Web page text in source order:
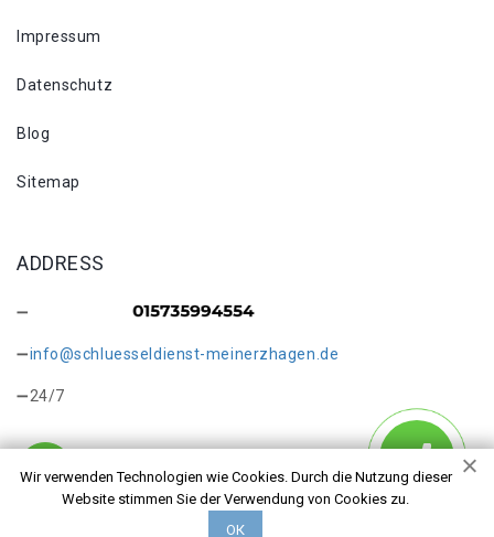
Wir verwenden Technologien wie Cookies. Durch die Nutzung dieser
Website stimmen Sie der Verwendung von Cookies zu.
ОК
Impressum
Datenschutz
Blog
Sitemap
ADDRESS
info@schluesseldienst-meinerzhagen.de
24/7
Copyright © 2026 Schlüsseldienst Meinerzhagen Ebberg.